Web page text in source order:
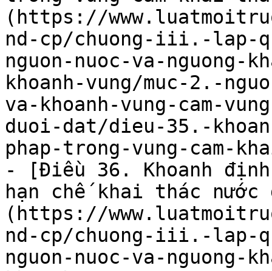
(https://
nd-cp/chuong-iii.-lap-
nguon-nuoc-va-
khoanh-vung/muc-2.-
va-khoanh-vung-cam-
duoi-dat/dieu-35.-
phap-trong-vung-cam-
- [Điều 36. Khoanh
hạn chế khai thác
(https://
nd-cp/chuong-iii.-lap-
nguon-nuoc-va-